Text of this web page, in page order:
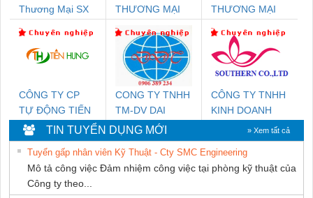
Thương Mại SX
THƯƠNG MẠI
NAM
THƯƠNG MẠI
THUẬT ĐIỆN CƠ
GIA HƯNG
PHÁT
CÔNG TY CP
TỰ ĐỘNG TIẾN
HƯNG
CONG TY TNHH
TM-DV DAI
DONG THANH
CÔNG TY TNHH
KINH DOANH
DỊCH VỤ XNK
PHƯƠNG NAM
TIN TUYỂN DỤNG MỚI » Xem tất cả
Tuyển gấp nhân viên Kỹ Thuật - Cty SMC Engineering
Mô tả công việc Đảm nhiệm công việc tại phòng kỹ thuật của
Công ty theo...